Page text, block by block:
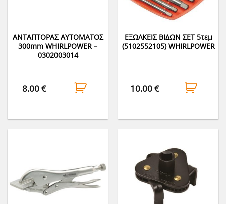
ΑΝΤΑΠΤΟΡΑΣ ΑΥΤΟΜΑΤΟΣ
300mm WHIRLPOWER –
0302003014
8.00€
ΕΞΩΛΚΕΙΣ ΒΙΔΩΝ ΣΕΤ 5τεμ
(5102552105) WHIRLPOWER
10.00€